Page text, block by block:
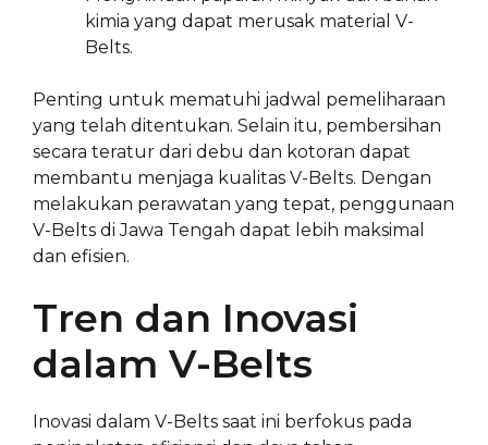
kimia yang dapat merusak material V-
Belts.
Penting untuk mematuhi jadwal pemeliharaan
yang telah ditentukan. Selain itu, pembersihan
secara teratur dari debu dan kotoran dapat
membantu menjaga kualitas V-Belts. Dengan
melakukan perawatan yang tepat, penggunaan
V-Belts di Jawa Tengah dapat lebih maksimal
dan efisien.
Tren dan Inovasi
dalam V-Belts
Inovasi dalam V-Belts saat ini berfokus pada